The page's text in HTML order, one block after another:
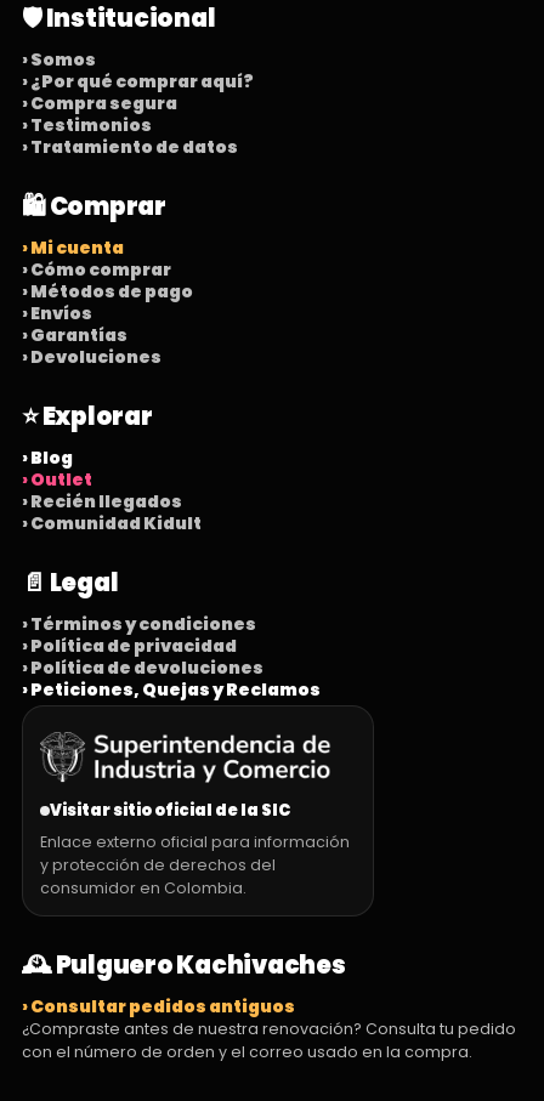
🛡️ Institucional
› Somos
› ¿Por qué comprar aquí?
› Compra segura
› Testimonios
› Tratamiento de datos
🛍️ Comprar
› Mi cuenta
› Cómo comprar
› Métodos de pago
› Envíos
› Garantías
› Devoluciones
⭐ Explorar
› Blog
› Outlet
› Recién llegados
› Comunidad Kidult
📄 Legal
› Términos y condiciones
› Política de privacidad
› Política de devoluciones
› Peticiones, Quejas y Reclamos
Visitar sitio oficial de la SIC
Enlace externo oficial para información
y protección de derechos del
consumidor en Colombia.
🕰️ Pulguero Kachivaches
› Consultar pedidos antiguos
¿Compraste antes de nuestra renovación? Consulta tu pedido
con el número de orden y el correo usado en la compra.